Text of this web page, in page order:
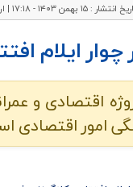
انتشار : ۱۵ بهمن ۱۴۰۳ - ۱۷:۱۸ |
– ۳۵ پروژه
امور اقتصادی